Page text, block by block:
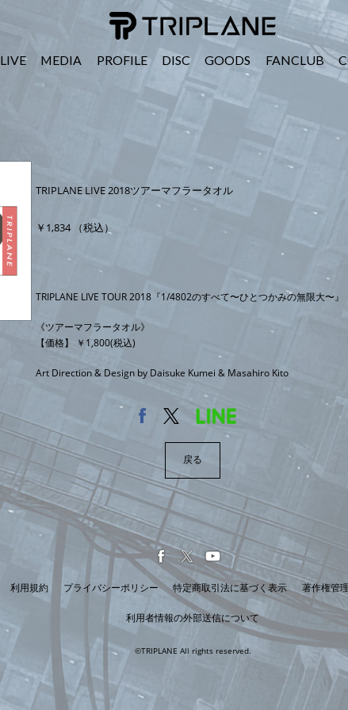
TRIPLANE Passengers
LIVE MEDIA PROFILE DISC GOODS FANCLUB
TRIPLANE LIVE 2018ツアーマフラータオル
￥1,834 （税込）
TRIPLANE LIVE TOUR 2018『1/4802のすべて〜ひとつかみの無限大〜』
《ツアーマフラータオル》
【価格】 ￥1,800(税込)
Art Direction & Design by Daisuke Kumei & Masahiro Kito
戻る
利用規約 プライバシーポリシー 特定商取引法に基づく表示 著作権管
利用者情報の外部送信について
©TRIPLANE All rights reserved.